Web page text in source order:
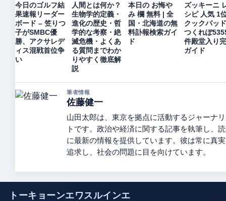
今日のゴルフ結
果速報リーダー
ボード – 笠りつ
子がSMBC優
勝、アクサレデ
ィス混戦首位争
い
人間とは何か？
生物学的定義・
進化の歴史・哲
学的な考察・絶
滅危機・よくあ
る質問までわか
りやすく徹底解
説
本日の お悔や
み 欄 無料 | 全
国・北海道の無
料訃報検索ガイ
ド
ズッキーニ
シピ 人気 1
クックパッ
つくれぽ
件殿堂入り
ガイド
筆者情報
佐藤健一
山田太郎は、東京を拠点に活動するジャーナ
トです。政治や経済に関する記事を執筆し、
に最新の情報を提供しています。彼は常に真
追求し、社会の問題に目を向けています。
トーキョーンエワスルインエ